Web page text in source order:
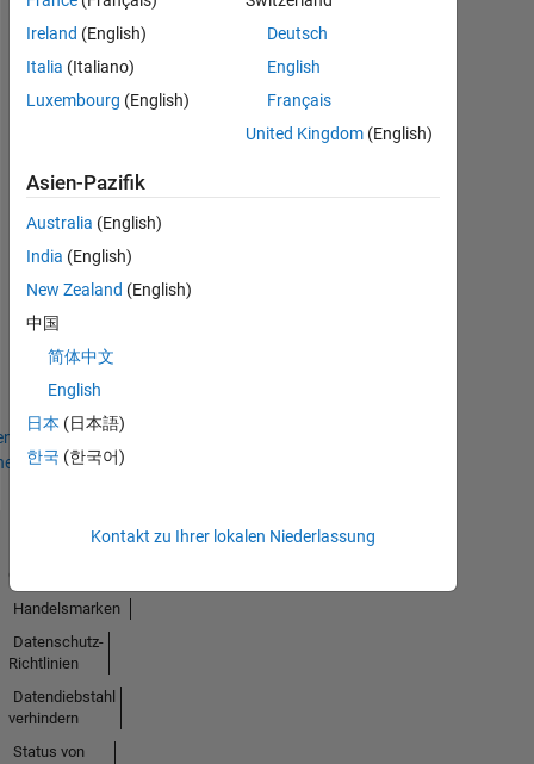
Abzeichen
MATLAB
Thankful Level 3
Ireland (English)
Italia (Italiano)
Luxembourg (English)
Deutsch
English
Français
United Kingdom (English)
Asien-Pazifik
Australia (English)
India (English)
New Zealand (English)
中国
简体中文
English
日本 (日本語)
한국 (한국어)
Kontakt zu Ihrer lokalen Niederlassung
Handelsmarken
Datenschutz-
Richtlinien
Datendiebstahl
verhindern
Status von